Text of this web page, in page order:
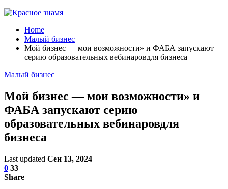
Home
Малый бизнес
Мой бизнес — мои возможности» и ФАБА запускают
серию образовательных вебинаровдля бизнеса
Малый бизнес
Мой бизнес — мои возможности» и
ФАБА запускают серию
образовательных вебинаровдля
бизнеса
Last updated Сен 13, 2024
0 33
Share